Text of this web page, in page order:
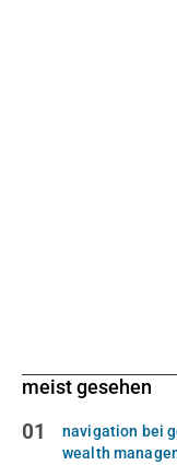
meist gesehen
01
navigation bei
wealth